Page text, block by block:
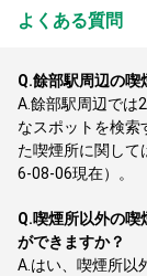
よくある質問
Q.餘部駅周辺の喫
A.餘部駅周辺では
なスポットを検索
た喫煙所に関して
6-08-06現在）。
Q.喫煙所以外の喫
ができますか？
A. はい、喫煙所以